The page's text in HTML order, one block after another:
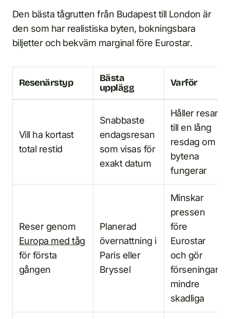
Den bästa tågrutten från Budapest till London är
den som har realistiska byten, bokningsbara
biljetter och bekväm marginal före Eurostar.
Resenärstyp
Bästa
upplägg
Varför
Vill ha kortast
total restid
Snabbaste
endagsresan
som visas för
exakt datum
Håller resan
till en lång
resdag om
bytena
fungerar
Reser genom
Europa med tåg
för första
gången
Planerad
övernattning i
Paris eller
Bryssel
Minskar
pressen
före
Eurostar
och gör
förseningar
mindre
skadliga